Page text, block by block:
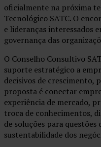
oficialmente na próxima
Tecnológico SATC. O
e lideranças interessados
governança das
O Conselho Consultivo
suporte estratégico a
decisivos de crescimento,
proposta é conectar
experiência de mercado,
troca de conhecimentos,
de soluções para
sustentabilidade dos